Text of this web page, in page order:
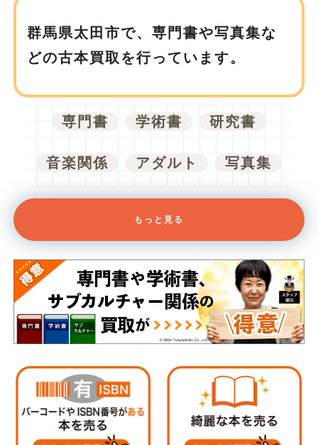
群馬県太田市で、専門書や写真集な
どの古本買取を行っています。
専門書 学術書 研究書
音楽関係 アダルト 写真集
もっと見る